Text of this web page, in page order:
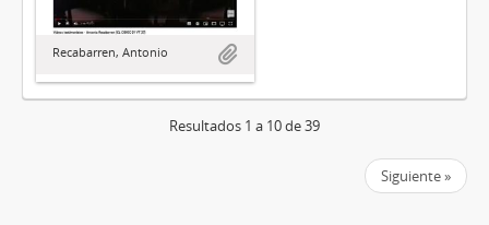
Recabarren, Antonio
Resultados 1 a 10 de 39
Siguiente »